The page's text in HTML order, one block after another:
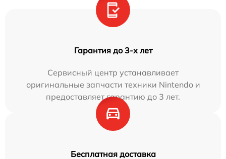
Гарантия до 3-х лет
Сервисный центр устанавливает
оригинальные запчасти техники Nintendo и
предоставляет гарантию до 3 лет.
Бесплатная доставка